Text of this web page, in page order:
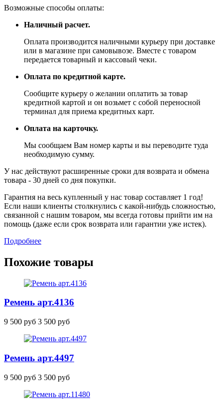
Возможные способы оплаты:
Наличный расчет.
Оплата производится наличными курьеру при доставке
или в магазине при самовывозе. Вместе с товаром
передается товарный и кассовый чеки.
Оплата по кредитной карте.
Сообщите курьеру о желании оплатить за товар
кредитной картой и он возьмет с собой переносной
терминал для приема кредитных карт.
Оплата на карточку.
Мы сообщаем Вам номер карты и вы переводите туда
необходимую сумму.
У нас действуют расширенные сроки для возврата и обмена
товара - 30 дней со дня покупки.
Гарантия на весь купленный у нас товар составляет 1 год!
Если наши клиенты столкнулись с какой-нибудь сложностью,
связанной с нашим товаром, мы всегда готовы прийти им на
помощь (даже если срок возврата или гарантии уже истек).
Подробнее
Похожие товары
Ремень арт.4136
9 500 руб 3 500 руб
Ремень арт.4497
9 500 руб 3 500 руб